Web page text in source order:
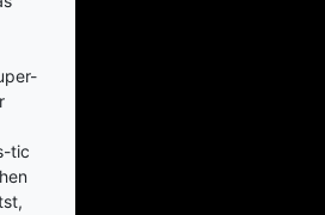
tic